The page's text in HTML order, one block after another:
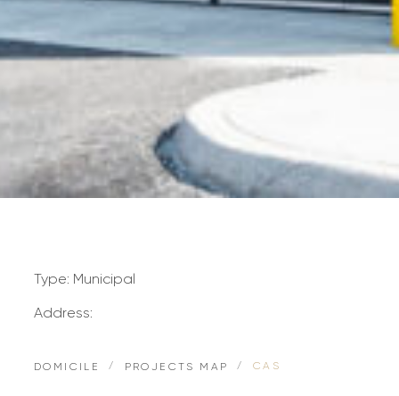
Type: Municipal
Address:
DOMICILE PROJECTS MAP CAS